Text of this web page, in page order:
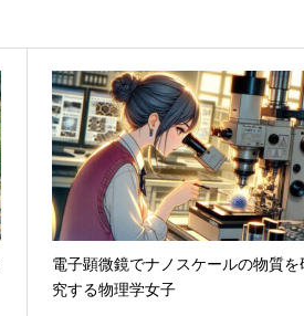
電子顕微鏡でナノスケールの物質を
究する物理学女子